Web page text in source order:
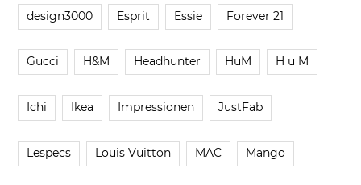
design3000 Esprit Essie Forever 21
Gucci H&M Headhunter HuM H u M
Ichi Ikea Impressionen JustFab
Lespecs Louis Vuitton MAC Mango